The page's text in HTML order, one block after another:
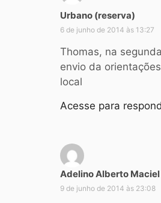
Urbano (reserva)
6 de junho de 2014 às 13:27
Thomas, na
envio da
local
Acesse para
Adelino Alberto Maciel
9 de junho de 2014 às 23:08